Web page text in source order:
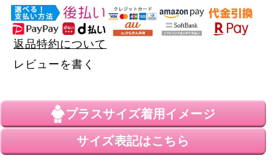
返品特約について
レビューを書く
プラスサイズ着用イメージ
サイズ表記はこちら